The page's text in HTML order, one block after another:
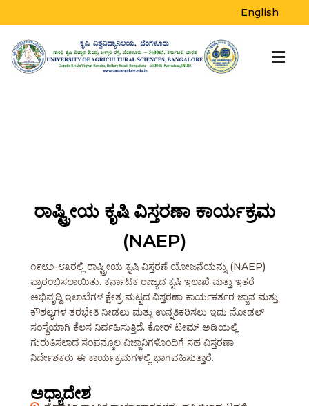
English
ರಾಷ್ಟ್ರೀಯ ಕೃಷಿ ವಿಸ್ತರಣಾ ಕಾರ್ಯಕ್ರಮ
(NAEP)
೧೯೮೨-೮೩ರಲ್ಲಿ ರಾಷ್ಟ್ರೀಯ ಕೃಷಿ ವಿಸ್ತರಣೆ ಯೋಜನೆಯನ್ನು (NAEP)
ಪ್ರಾರಂಭಿಸಲಾಯಿತು. ಕರ್ನಾಟಕ ರಾಜ್ಯದ ಕೃಷಿ ಇಲಾಖೆ ಮತ್ತು ಇತರೆ
ಅಭಿವೃದ್ದಿ ಇಲಾಖೆಗಳ ಕ್ಷೇತ್ರ ಮಟ್ಟದ ವಿಸ್ತರಣಾ ಕಾರ್ಯಕರ್ತರ ಜ್ಙಾನ ಮತ್ತು
ಕೌಶಲ್ಯಗಳ ತರಭೇತಿ ನೀಡಲು ಮತ್ತು ಉನ್ನತಿಕರಿಸಲು ಇದು ನೋಡಲ್
ಸಂಸ್ಥೆಯಾಗಿ ಕೆಲಸ ನಿರ್ವಹಿಸುತ್ತಿದೆ. ಕೋರ್ ಟೀಮ್ ಅಡಿಯಲ್ಲಿ
ಗುರುತಿಸಲಾದ ಸಂಪನ್ಮೂಲ ವಿಜ್ಙಾನಿಗಳೊಂದಿಗೆ ಸಹ ವಿಸ್ತರಣಾ
ನಿರ್ದೇಶಕರು ಈ ಕಾರ್ಯಕ್ರಮಗಳಲ್ಲಿ ಭಾಗವಹಿಸುತ್ತಾರೆ.
ಅಧ್ಯಾದೇಶ